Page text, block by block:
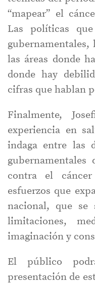
“mapear” el
Las políticas
gubernamentales,
las áreas donde
donde hay
cifras que hablan
Finalmente,
experiencia en
indaga entre las
contra el
esfuerzos que
nacional, que se
limitaciones,
imaginación y
El público
presentación de